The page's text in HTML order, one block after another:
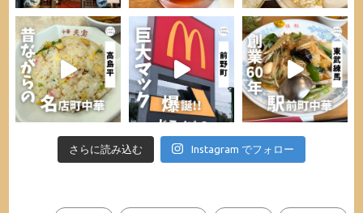
さらに読み込む Instagram でフォロー